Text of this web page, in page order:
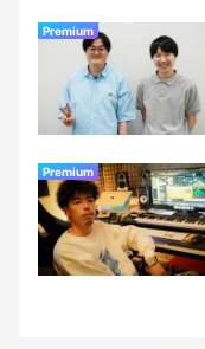
Premium
Premium